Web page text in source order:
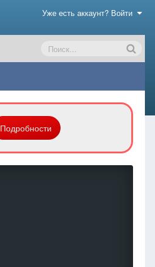
Уже есть аккаунт? Войти
Подробности